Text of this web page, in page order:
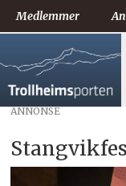
Medlemmer
ANNONSE